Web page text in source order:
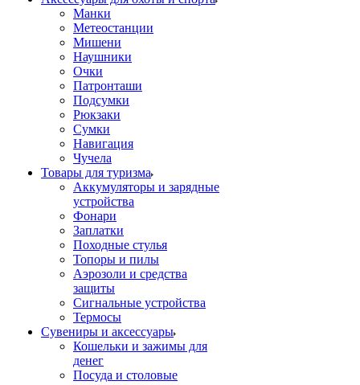
Манки
Метеостанции
Мишени
Наушники
Очки
Патронташи
Подсумки
Рюкзаки
Сумки
Навигация
Чучела
Товары для туризма
Аккумуляторы и зарядные
устройства
Фонари
Заплатки
Походные стулья
Топоры и пилы
Аэрозоли и средства
защиты
Сигнальные устройства
Термосы
Сувениры и аксессуары
Кошельки и зажимы для
денег
Посуда и столовые